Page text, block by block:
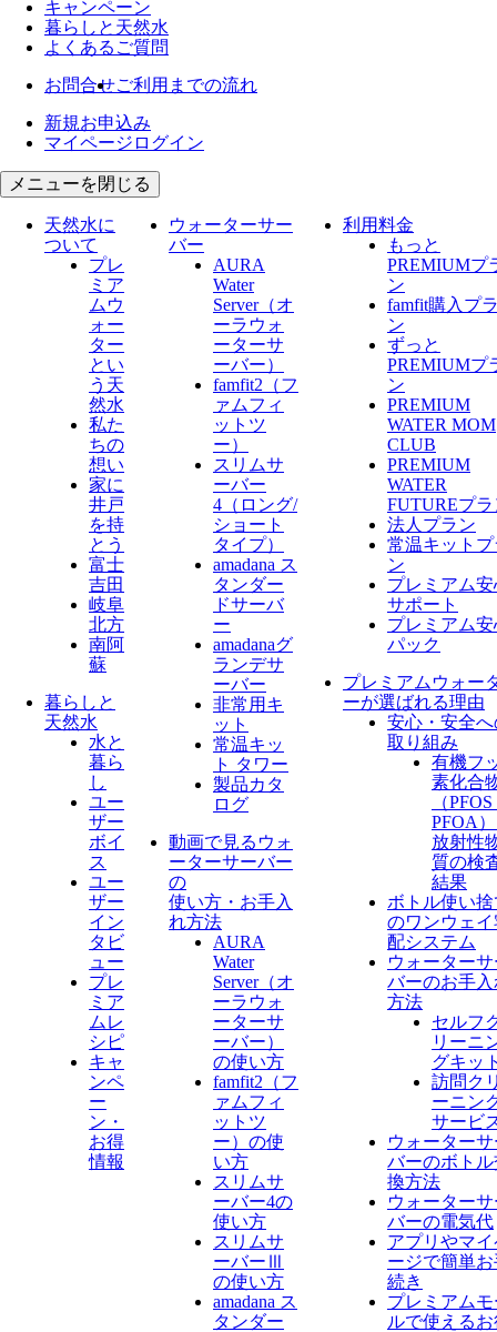
キャンペーン
暮らしと天然水
よくあるご質問
お問合せご利用までの流れ
新規お申込み
マイページログイン
メニューを閉じる
天然水に
ついて
プレ
ミア
ムウ
ォー
ター
とい
う天
然水
私た
ちの
想い
家に
井戸
を持
とう
富士
吉田
岐阜
北方
南阿
蘇
暮らしと
天然水
水と
暮ら
し
ユー
ザー
ボイ
ス
ユー
ザー
イン
タビ
ュー
プレ
ミア
ムレ
シピ
キャ
ンペ
ー
ン・
お得
情報
ウォーターサー
バー
AURA
Water
Server​（オ
ーラウォ
ーターサ
ーバー）
famfit2（フ
ァムフィ
ットツ
ー）
スリムサ
ーバー
4（ロング/
ショート
タイプ）
amadana ス
タンダー
ドサーバ
ー
amadanaグ
ランデサ
ーバー
非常用キ
ット
常温キッ
ト タワー
製品カタ
ログ
動画で見るウォ
ーターサーバー
の
使い方・お手入
れ方法
AURA
Water
Server​（オ
ーラウォ
ーターサ
ーバー）
の使い方
famfit2（フ
ァムフィ
ットツ
ー）の使
い方
スリムサ
ーバー4の
使い方
スリムサ
ーバーⅢ
の使い方
amadana ス
タンダー
利用料金
もっと
PREMIUMプ
ン
famfit購入プ
ン
ずっと
PREMIUMプ
ン
PREMIUM
WATER MOM
CLUB
PREMIUM
WATER
FUTUREプラ
法人プラン
常温キットプ
ン
プレミアム安
サポート
プレミアム安
パック
プレミアムウォー
ーが選ばれる理由
安心・安全へ
取り組み
有機フ
素化合
（
PFOA
放射性
質の検
結果
ボトル使い捨
のワンウェイ
配システム
ウォーター
バーのお手入
方法
セルフ
リーニ
グキッ
訪問ク
ーニン
サービ
ウォーター
バーのボトル
換方法
ウォーター
バーの電気代
アプリやマイ
ージで簡単お
続き
プレミアムモ
ルで使える